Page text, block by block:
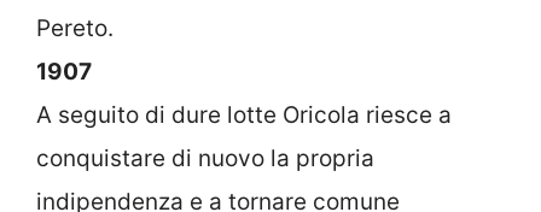
Pereto.
1907
A seguito di dure lotte Oricola riesce a
conquistare di nuovo la propria
indipendenza e a tornare comune